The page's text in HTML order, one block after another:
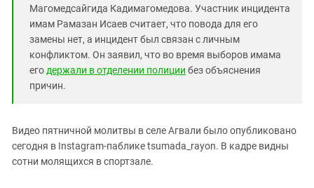
Магомедсайгида Кадимагомедова. Участник инцидента
имам Рамазан Исаев считает, что повода для его
замены нет, а инцидент был связан с личным
конфликтом. Он заявил, что во время выборов имама
егодержали в отделении полиции без объяснения
причин.
Видео пятничной молитвы в селе Агвали было опубликовано
сегодня в Instagram-паблике tsumada_rayon. В кадре видны
сотни молящихся в спортзале.